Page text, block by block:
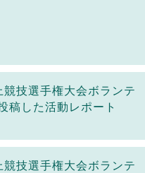
技選手権大会ボランテ
稿した活動レポート
技選手権大会ボランテ